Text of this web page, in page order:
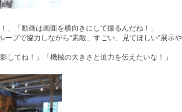
」「動画は画面を横向きにして撮るんだね！」
プで協力しながら“素敵、すごい、見てほしい”展示
してね！」「機械の大きさと迫力を伝えたいな！」